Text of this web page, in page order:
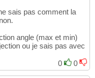
sais pas comment la
angle (max et min)
ou je sais pas avec
0
0